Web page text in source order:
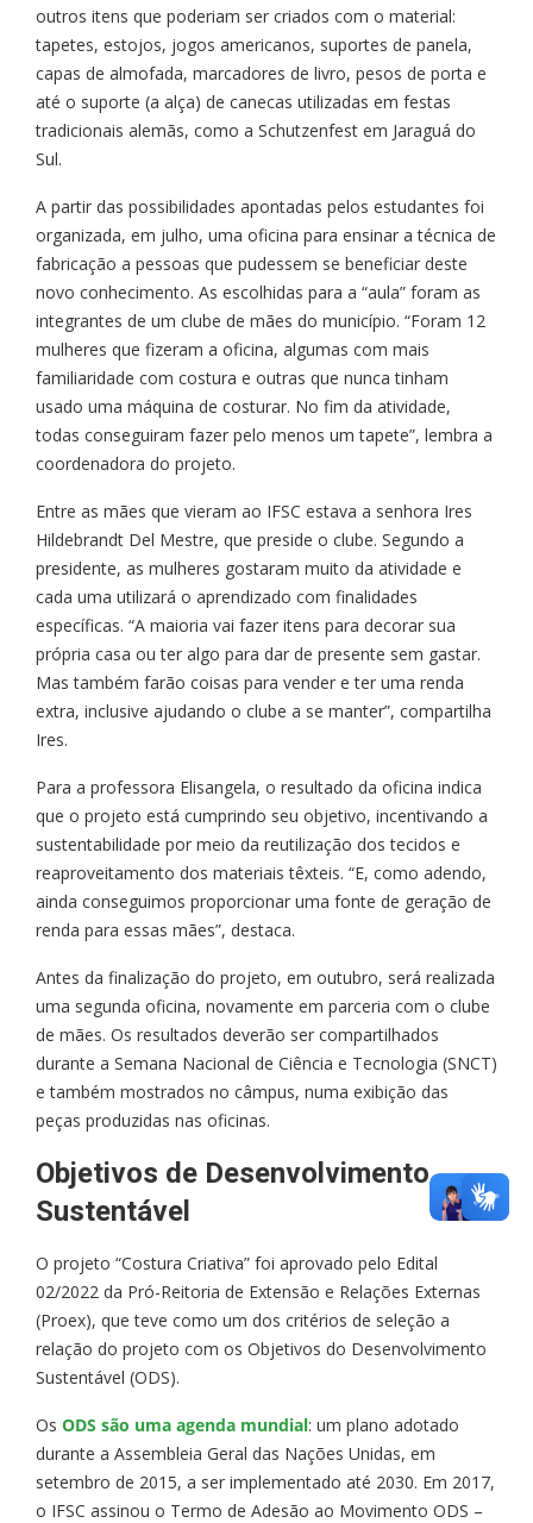
outros itens que poderiam ser criados com o material:
tapetes, estojos, jogos americanos, suportes de panela,
capas de almofada, marcadores de livro, pesos de porta e
até o suporte (a alça) de canecas utilizadas em festas
tradicionais alemãs, como a Schutzenfest em Jaraguá do
Sul.
A partir das possibilidades apontadas pelos estudantes foi
organizada, em julho, uma oficina para ensinar a técnica de
fabricação a pessoas que pudessem se beneficiar deste
novo conhecimento. As escolhidas para a “aula” foram as
integrantes de um clube de mães do município. “Foram 12
mulheres que fizeram a oficina, algumas com mais
familiaridade com costura e outras que nunca tinham
usado uma máquina de costurar. No fim da atividade,
todas conseguiram fazer pelo menos um tapete”, lembra a
coordenadora do projeto.
Entre as mães que vieram ao IFSC estava a senhora Ires
Hildebrandt Del Mestre, que preside o clube. Segundo a
presidente, as mulheres gostaram muito da atividade e
cada uma utilizará o aprendizado com finalidades
específicas. “A maioria vai fazer itens para decorar sua
própria casa ou ter algo para dar de presente sem gastar.
Mas também farão coisas para vender e ter uma renda
extra, inclusive ajudando o clube a se manter”, compartilha
Ires.
Para a professora Elisangela, o resultado da oficina indica
que o projeto está cumprindo seu objetivo, incentivando a
sustentabilidade por meio da reutilização dos tecidos e
reaproveitamento dos materiais têxteis. “E, como adendo,
ainda conseguimos proporcionar uma fonte de geração de
renda para essas mães”, destaca.
Antes da finalização do projeto, em outubro, será realizada
uma segunda oficina, novamente em parceria com o clube
de mães. Os resultados deverão ser compartilhados
durante a Semana Nacional de Ciência e Tecnologia (SNCT)
e também mostrados no câmpus, numa exibição das
peças produzidas nas oficinas.
Objetivos de Desenvolvimento
Sustentável
O projeto “Costura Criativa” foi aprovado pelo Edital
02/2022 da Pró-Reitoria de Extensão e Relações Externas
(Proex), que teve como um dos critérios de seleção a
relação do projeto com os Objetivos do Desenvolvimento
Sustentável (ODS).
Os ODS são uma agenda mundial: um plano adotado
durante a Assembleia Geral das Nações Unidas, em
setembro de 2015, a ser implementado até 2030. Em 2017,
o IFSC assinou o Termo de Adesão ao Movimento ODS –